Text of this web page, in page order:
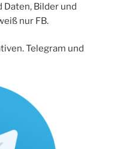
Daten, Bilder und
nur FB.
Telegram und